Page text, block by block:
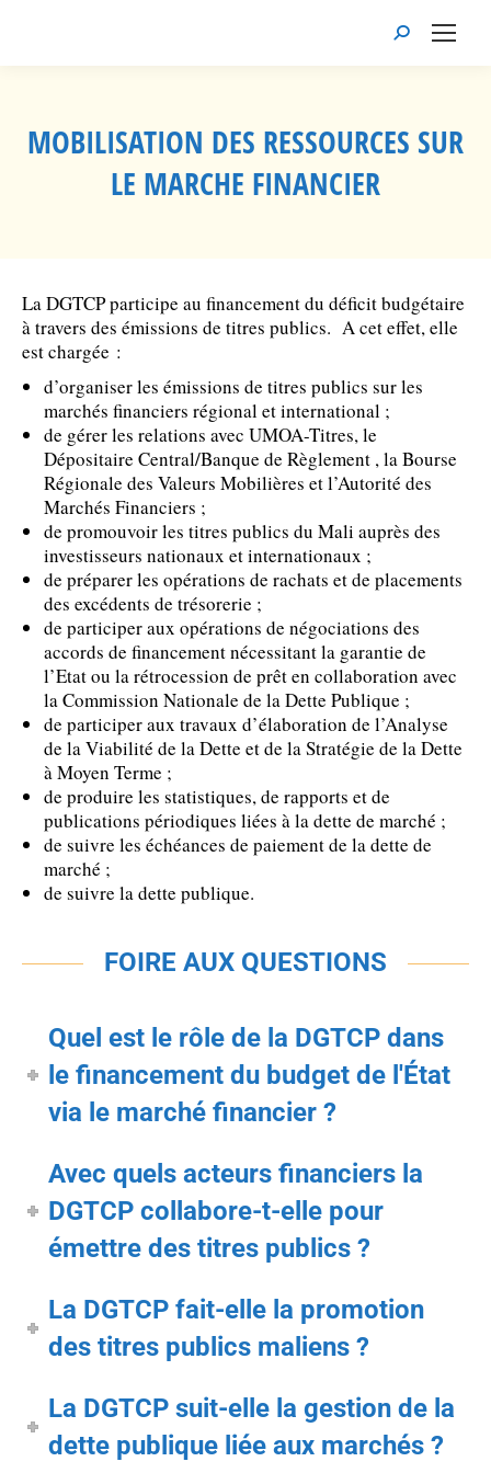
Recherche
:
MOBILISATION DES RESSOURCES SUR
LE MARCHE FINANCIER
La DGTCP participe au financement du déficit budgétaire
à travers des émissions de titres publics. A cet effet, elle
est chargée :
d’organiser les émissions de titres publics sur les
marchés financiers régional et international ;
de gérer les relations avec UMOA-Titres, le
Dépositaire Central/Banque de Règlement , la Bourse
Régionale des Valeurs Mobilières et l’Autorité des
Marchés Financiers ;
de promouvoir les titres publics du Mali auprès des
investisseurs nationaux et internationaux ;
de préparer les opérations de rachats et de placements
des excédents de trésorerie ;
de participer aux opérations de négociations des
accords de financement nécessitant la garantie de
l’Etat ou la rétrocession de prêt en collaboration avec
la Commission Nationale de la Dette Publique ;
de participer aux travaux d’élaboration de l’Analyse
de la Viabilité de la Dette et de la Stratégie de la Dette
à Moyen Terme ;
de produire les statistiques, de rapports et de
publications périodiques liées à la dette de marché ;
de suivre les échéances de paiement de la dette de
marché ;
de suivre la dette publique.
FOIRE AUX QUESTIONS
Quel est le rôle de la DGTCP dans
le financement du budget de l'État
via le marché financier ?
Avec quels acteurs financiers la
DGTCP collabore-t-elle pour
émettre des titres publics ?
La DGTCP fait-elle la promotion
des titres publics maliens ?
La DGTCP suit-elle la gestion de la
dette publique liée aux marchés ?